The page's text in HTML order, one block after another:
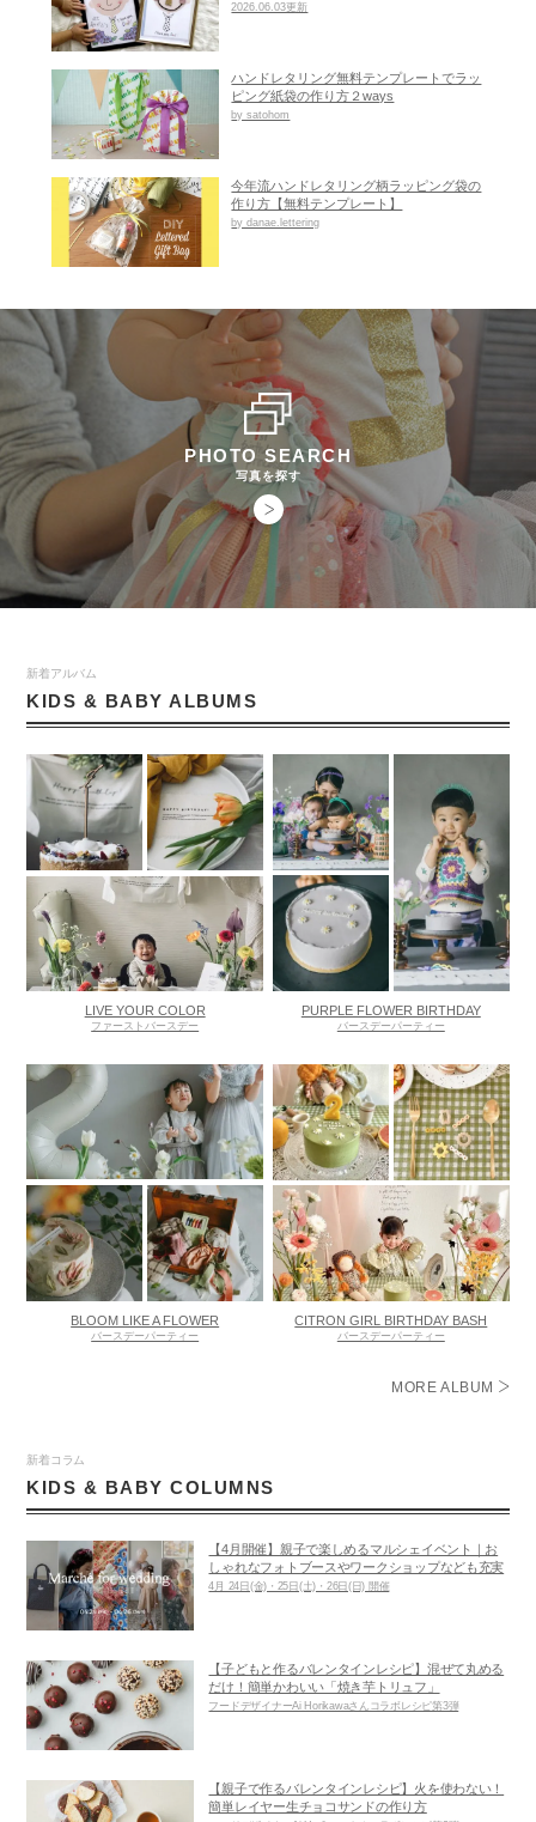
2026.06.03更新
ハンドレタリング無料テンプレートでラッ
ピング紙袋の作り方２ways
by satohom
今年流ハンドレタリング柄ラッピング袋の
作り方【無料テンプレート】
by danae.lettering
PHOTO SEARCH
写真を探す
新着アルバム
KIDS & BABY ALBUMS
LIVE YOUR COLOR
ファーストバースデー
PURPLE FLOWER BIRTHDAY
バースデーパーティー
BLOOM LIKE A FLOWER
バースデーパーティー
CITRON GIRL BIRTHDAY BASH
バースデーパーティー
MORE ALBUM
新着コラム
KIDS & BABY COLUMNS
【4月開催】親子で楽しめるマルシェイベント｜お
しゃれなフォトブースやワークショップなども充実
4月 24日(金)・25日(土)・26日(日) 開催
【子どもと作るバレンタインレシピ】混ぜて丸める
だけ！簡単かわいい「焼き芋トリュフ」
フードデザイナーAi Horikawaさんコラボレシピ第3弾
【親子で作るバレンタインレシピ】火を使わない！
簡単レイヤー生チョコサンドの作り方